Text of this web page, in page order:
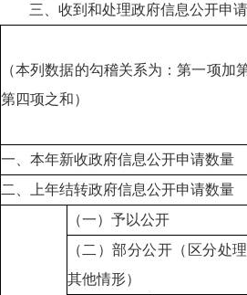
三、收到和处理政府信息公开申
（本列数据的勾稽关系为：第一项加
第四项之和）
一、本年新收政府信息公开申请数量
二、上年结转政府信息公开申请数量
（一）予以公开
（二）部分公开（区分处
其他情形）